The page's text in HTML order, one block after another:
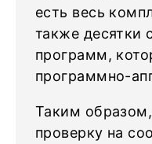
есть весь
также десятки
программ,
программно-
Таким
проверку на